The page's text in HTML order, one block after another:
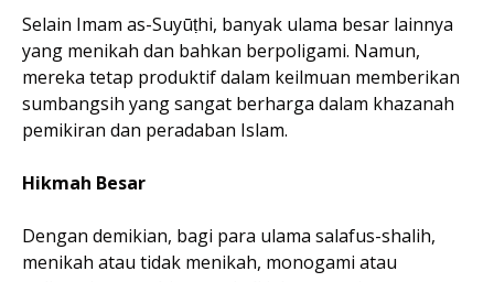
Selain Imam as-Suyūṭhi, banyak ulama besar lainnya
yang menikah dan bahkan berpoligami. Namun,
mereka tetap produktif dalam keilmuan memberikan
sumbangsih yang sangat berharga dalam khazanah
pemikiran dan peradaban Islam.
Hikmah Besar
Dengan demikian, bagi para ulama salafus-shalih,
menikah atau tidak menikah, monogami atau